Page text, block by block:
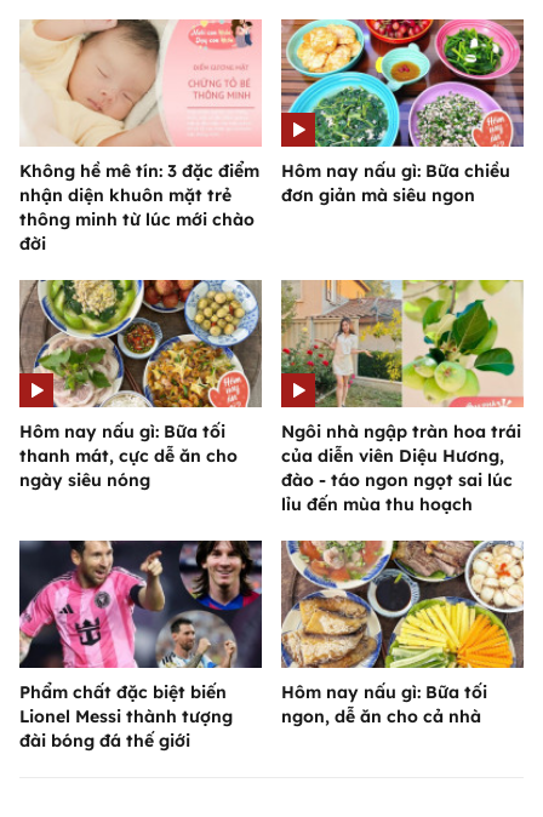
Không hề mê tín: 3 đặc điểm
nhận diện khuôn mặt trẻ
thông minh từ lúc mới chào
đời
Hôm nay nấu gì: Bữa chiều
đơn giản mà siêu ngon
Hôm nay nấu gì: Bữa tối
thanh mát, cực dễ ăn cho
ngày siêu nóng
Ngôi nhà ngập tràn hoa trái
của diễn viên Diệu Hương,
đào - táo ngon ngọt sai lúc
lỉu đến mùa thu hoạch
Phẩm chất đặc biệt biến
Lionel Messi thành tượng
đài bóng đá thế giới
Hôm nay nấu gì: Bữa tối
ngon, dễ ăn cho cả nhà